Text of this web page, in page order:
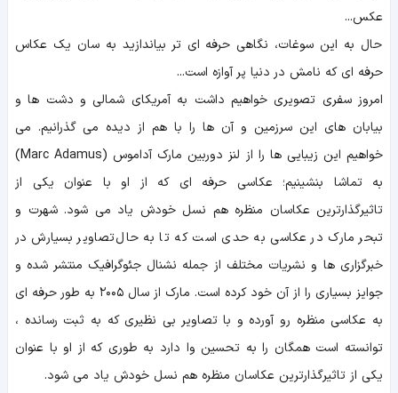
عکس...
حال به این سوغات، نگاهی حرفه ای تر بیاندازید به سان یک عکاس
حرفه ای که نامش در دنیا پر آوازه است...
امروز سفری تصویری خواهیم داشت به آمریکای شمالی و دشت ها و
بیابان های این سرزمین و آن ها را با هم از دیده می گذرانیم. می
خواهیم این زیبایی ها را از لنز دوربین مارک آداموس (Marc Adamus)
به تماشا بنشینیم؛ عکاسی حرفه ای که از او با عنوان یکی از
تاثیرگذارترین عکاسان منظره هم نسل خودش یاد می شود. شهرت و
تبحر مارک در عکاسی به حدی است که تا به حال تصاویر بسیارش در
خبرگزاری ها و نشریات مختلف از جمله نشنال جئوگرافیک منتشر شده و
جوایز بسیاری را از آن خود کرده است. مارک از سال ۲۰۰۵ به طور حرفه ای
به عکاسی منظره رو آورده و با تصاویر بی نظیری که به ثبت رسانده ،
توانسته است همگان را به تحسین وا دارد به طوری که از او با عنوان
یکی از تاثیرگذارترین عکاسان منظره هم نسل خودش یاد می شود.